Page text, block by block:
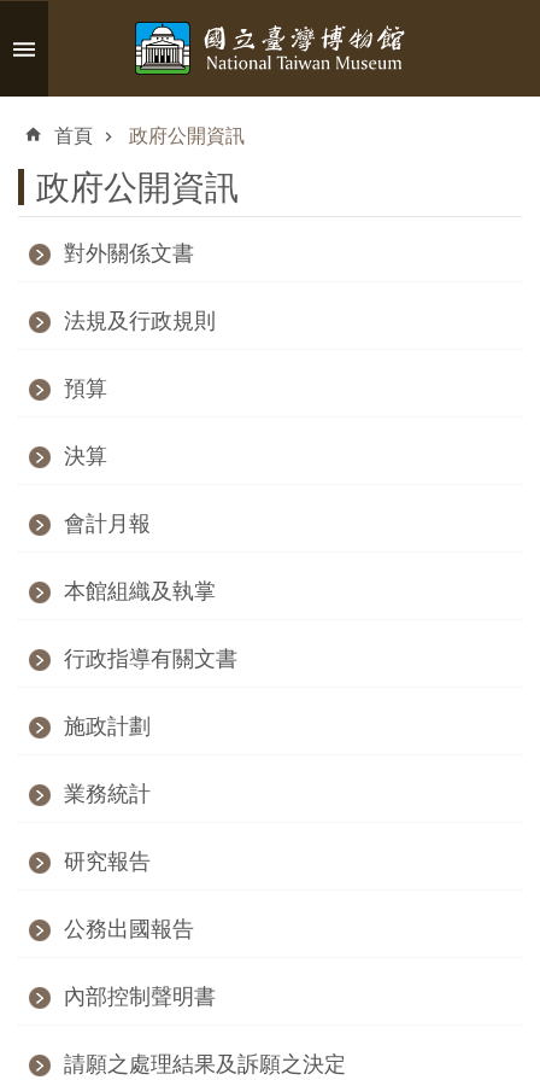
跳到主要內容區塊
搜
尋
識
博
參
資
展
資
育
動
出
文
首頁 政府公開資訊
政府公開資訊
對外關係文書
法規及行政規則
預算
決算
會計月報
本館組織及執掌
行政指導有關文書
施政計劃
業務統計
研究報告
公務出國報告
內部控制聲明書
請願之處理結果及訴願之決定